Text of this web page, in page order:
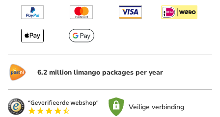
6.2 million limango packages per year
Veilige verbinding